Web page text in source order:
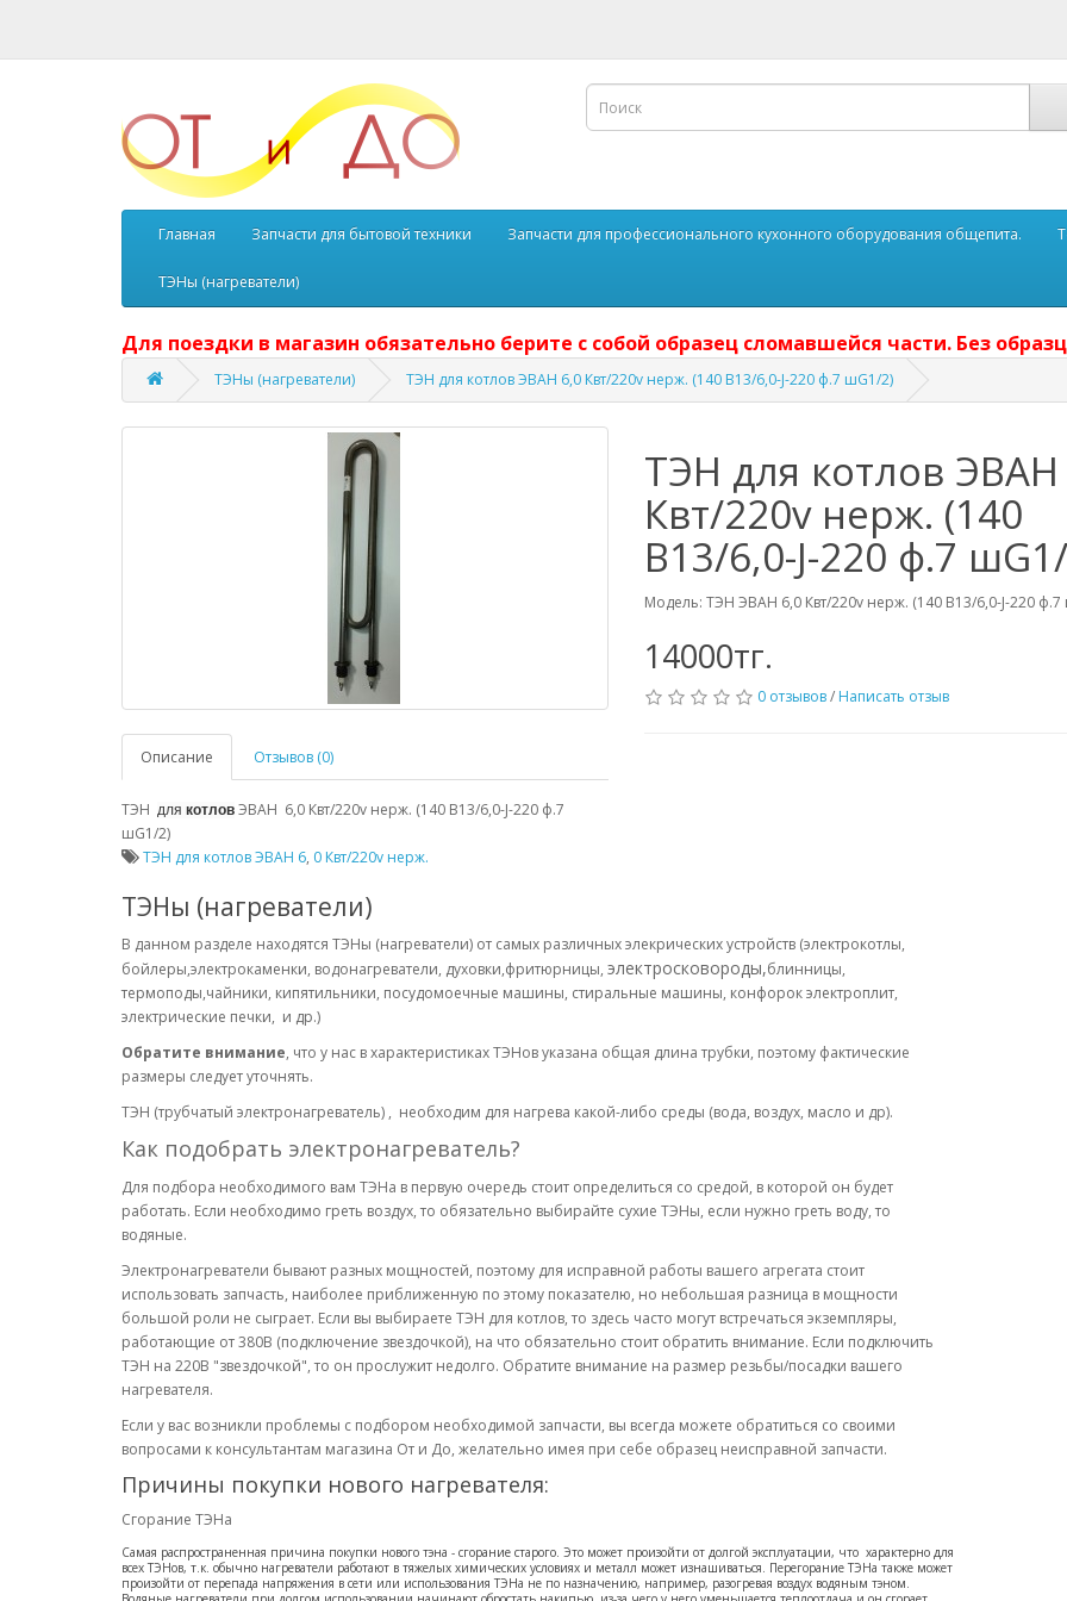
Главная Запчасти для бытовой техники Запчасти для профессионального кухонного оборудования общепита.
ТЭНы (нагреватели)
Для поездки в магазин обязательно берите с собой образец сломавшейся части. Без
ТЭНы (нагреватели) ТЭН для котлов ЭВАН 6,0 Квт/220v нерж. (140 В13/6,0-J-220 ф.7 шG1/2)
Описание Отзывов (0)
ТЭН для котлов ЭВАН 6,0 Квт/220v нерж. (140 В13/6,0-J-220 ф.7
шG1/2)
ТЭН для котлов ЭВАН
Квт/220v нерж. (140
В13/6,0-J-220 ф.7
Модель: ТЭН ЭВАН 6,0 Квт/220v нерж. (140 В13/6,0-J-220 ф.7
14000тг.
0 отзывов/ Написать отзыв
ТЭН для котлов ЭВАН 6, 0 Квт/220v нерж.
ТЭНы (нагреватели)
В данном разделе находятся ТЭНы (нагреватели) от самых различных элекрических устройств (электрокотлы,
бойлеры,электрокаменки, водонагреватели, духовки,фритюрницы, электросковороды,блинницы,
термоподы,чайники, кипятильники, посудомоечные машины, стиральные машины, конфорок электроплит,
электрические печки, и др.)
Обратите внимание, что у нас в характеристиках ТЭНов указана общая длина трубки, поэтому фактические
размеры следует уточнять.
ТЭН (трубчатый электронагреватель) , необходим для нагрева какой-либо среды (вода, воздух, масло и др).
Как подобрать электронагреватель?
Для подбора необходимого вам ТЭНа в первую очередь стоит определиться со средой, в которой он будет
работать. Если необходимо греть воздух, то обязательно выбирайте сухие ТЭНы, если нужно греть воду, то
водяные.
Электронагреватели бывают разных мощностей, поэтому для исправной работы вашего агрегата стоит
использовать запчасть, наиболее приближенную по этому показателю, но небольшая разница в мощности
большой роли не сыграет. Если вы выбираете ТЭН для котлов, то здесь часто могут встречаться экземпляры,
работающие от 380В (подключение звездочкой), на что обязательно стоит обратить внимание. Если подключить
ТЭН на 220В "звездочкой", то он прослужит недолго. Обратите внимание на размер резьбы/посадки вашего
нагревателя.
Если у вас возникли проблемы с подбором необходимой запчасти, вы всегда можете обратиться со своими
вопросами к консультантам магазина От и До, желательно имея при себе образец неисправной запчасти.
Причины покупки нового нагревателя:
Сгорание ТЭНа
Самая распространенная причина покупки нового тэна - сгорание старого. Это может произойти от долгой эксплуатации, что характерно для
всех ТЭНов, т.к. обычно нагреватели работают в тяжелых химических условиях и металл может изнашиваться. Перегорание ТЭНа также может
произойти от перепада напряжения в сети или использования ТЭНа не по назначению, например, разогревая воздух водяным тэном.